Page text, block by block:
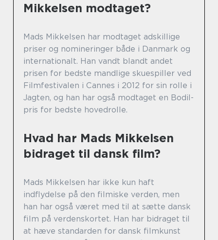
Mikkelsen modtaget?
Mads Mikkelsen har modtaget adskillige
priser og nomineringer både i Danmark og
internationalt. Han vandt blandt andet
prisen for bedste mandlige skuespiller ved
Filmfestivalen i Cannes i 2012 for sin rolle i
Jagten, og han har også modtaget en Bodil-
pris for bedste hovedrolle.
Hvad har Mads Mikkelsen
bidraget til dansk film?
Mads Mikkelsen har ikke kun haft
indflydelse på den filmiske verden, men
han har også været med til at sætte dansk
film på verdenskortet. Han har bidraget til
at hæve standarden for dansk filmkunst